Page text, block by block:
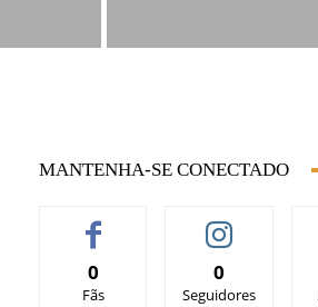
MANTENHA-SE CONECTADO
0
Fãs
0
Seguidores